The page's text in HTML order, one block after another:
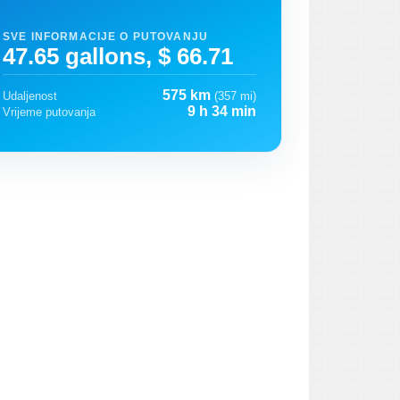
SVE INFORMACIJE O PUTOVANJU
47.65 gallons, $ 66.71
Udaljenost 575 km (357 mi)
Vrijeme putovanja
9 h 34 min